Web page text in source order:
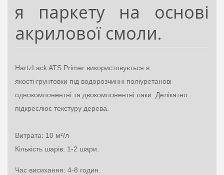
я паркету на основі
акрилової смоли.
HartzLack ATS Primer використовується в
якості грунтовки під водорозчинні поліуретанові
однокомпонентні та двокомпонентні лаки. Делікатно
підкреслює текстуру дерева.
Витрата: 10 м²/л
Кількість шарів: 1-2 шари.
Час висихання: 4-8 годин.